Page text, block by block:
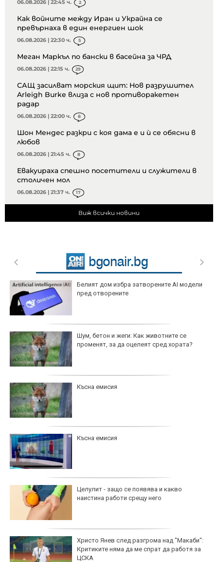
06.08.2026 | 22:45 ч. 2
Как войните между Иран и Украйна се
превърнаха в един енергиен шок
06.08.2026 | 22:30 ч. 5
Меган Маркъл по бански в басейна за ЧРД
06.08.2026 | 22:15 ч. 29
САЩ засилват морския щит: Нов разрушител
Arleigh Burke влиза с нов противоракетен
радар
06.08.2026 | 22:00 ч. 8
Шон Мендес разкри с коя дама е и ѝ се обясни в
любов
06.08.2026 | 21:45 ч. 8
Евакуираха спешно посетители и служители в
столичен мол
06.08.2026 | 21:37 ч. 17
Виж всички новини
Белият дом избра затворените AI модели
пред отворените
Шум, бетон и жеги: Как животните се
променят, за да оцелеят сред хората?
Късна емисия
Късна емисия
Целулит - защо се появява и какво
наистина работи срещу него
Христо Янев след разгрома над "Макаби":
Критиките няма да ме спрат да работя за
ЦСКА